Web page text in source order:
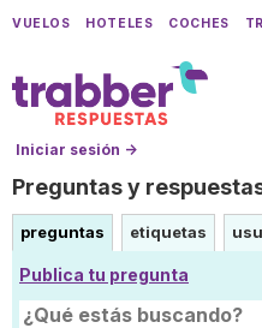
VUELOS HOTELES COCHES
Iniciar sesión →
Preguntas y
preguntas etiquetas
Publica tu pregunta